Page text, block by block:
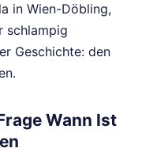
in Wien-Döbling,
schlampig
Geschichte: den
Wann Ist